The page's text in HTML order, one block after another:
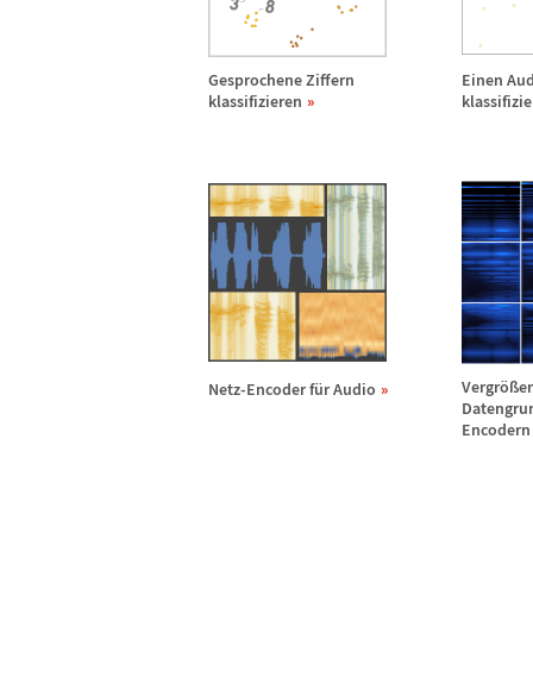
Gesprochene Ziffern
klassifizieren
Einen
Netz-Encoder für Audio Vergröß
Encodern